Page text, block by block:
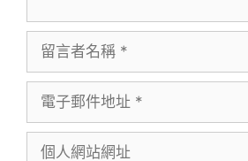
言
名
子